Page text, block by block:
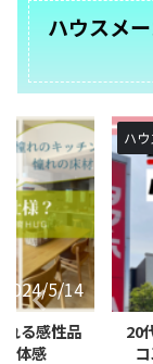
ハウスメ
2024/5/13
マホーム!
候補に!
ハ
東